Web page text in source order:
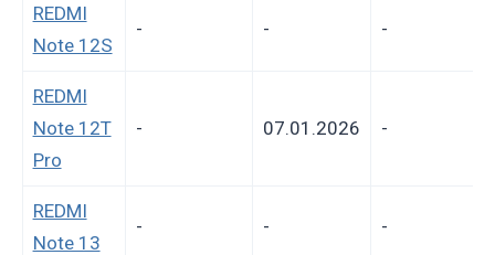
REDMI
Note 12S
- - -
REDMI
Note 12T
Pro
- 07.01.2026 -
REDMI
Note 13
- - -